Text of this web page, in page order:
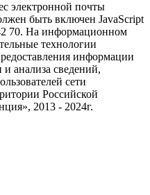
электронной почты
быть включен JavaScript
70. На информационном
технологии
информации
и анализа сведений,
сети
Российской
2013 - 2024г.